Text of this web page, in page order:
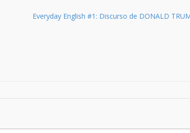
Everyday English #1: Discurso de DONALD